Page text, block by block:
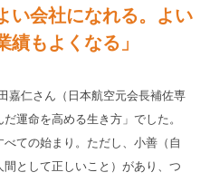
い会社になれる。よい
績もよくなる」
嘉仁さん（日本航空元会長補佐専
運命を高める生き方」でした。
ての始まり。ただし、小善（自
として正しいこと）があり、つ